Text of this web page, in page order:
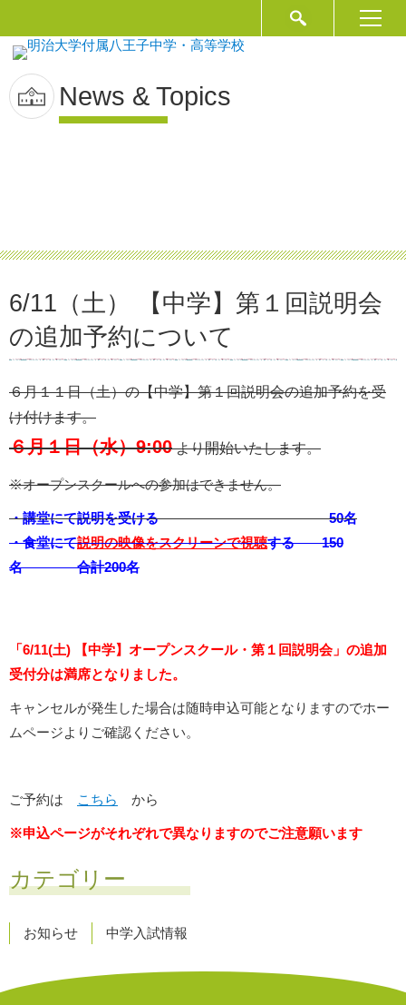
News & Topics
6/11（土） 【中学】第１回説明会
の追加予約について
６月１１日（土）の【中学】第１回説明会の追加予約を受
け付けます。
６月１日（水）9:00より開始いたします。
※オープンスクールへの参加はできません。
・講堂にて説明を受ける 50名
・食堂にて説明の映像をスクリーンで視聴する 150
名 合計200名
「6/11(土) 【中学】オープンスクール・第１回説明会」の追加
受付分は満席となりました。
キャンセルが発生した場合は随時申込可能となりますのでホー
ムページよりご確認ください。
ご予約は こちら から
※申込ページがそれぞれで異なりますのでご注意願います
カテゴリー
お知らせ 中学入試情報